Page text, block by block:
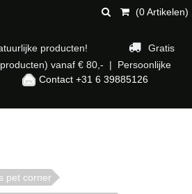
producten!
Gratis
vanaf € 80,- | Persoonlijke
Contact +31 6 39885126
(0 Artikelen)
pet corner